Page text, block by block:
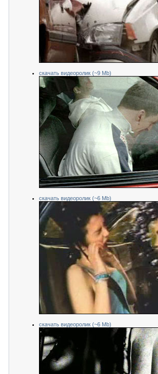
скачать видеоролик (~9 Mb)
скачать видеоролик (~6 Mb)
скачать видеоролик (~6 Mb)